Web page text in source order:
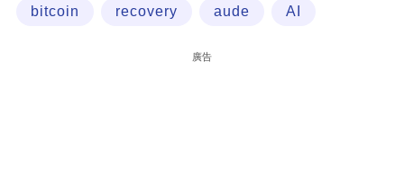
場
bitcoin recovery aude AI
廣告